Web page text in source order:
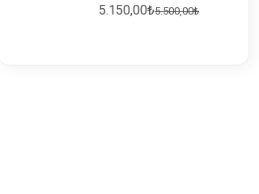
5.150,00₺5.500,00₺